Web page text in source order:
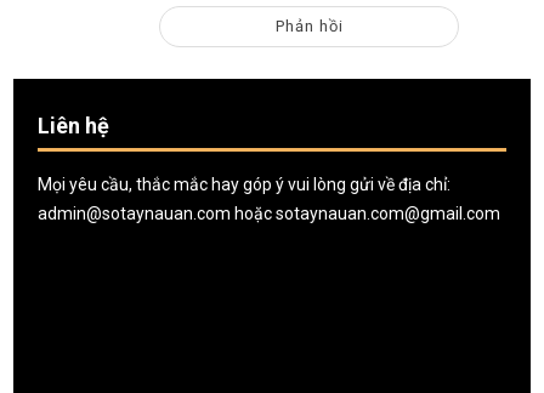
Liên hệ
Mọi yêu cầu, thắc mắc hay góp ý vui lòng gửi về địa chỉ:
admin@sotaynauan.com hoặcsotaynauan.com@gmail.com